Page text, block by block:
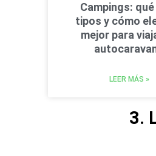
Campings:
tipos y cómo
mejor para
LEER MÁS »
3.